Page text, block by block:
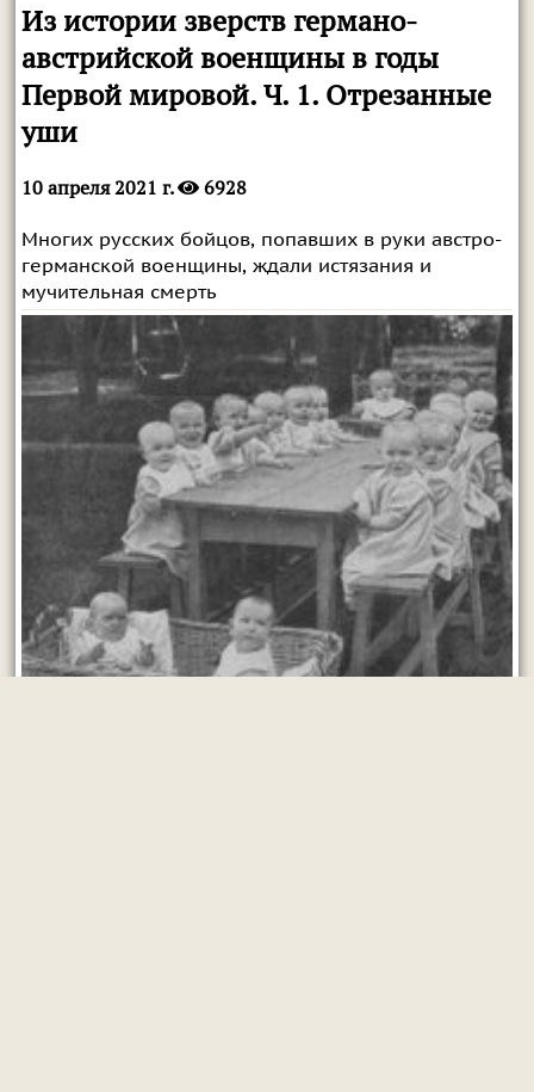
Из истории зверств германо-
австрийской военщины в годы
Первой мировой. Ч. 1. Отрезанные
уши
10 апреля 2021 г. 6928
Многих русских бойцов, попавших в руки австро-
германской военщины, ждали истязания и
мучительная смерть